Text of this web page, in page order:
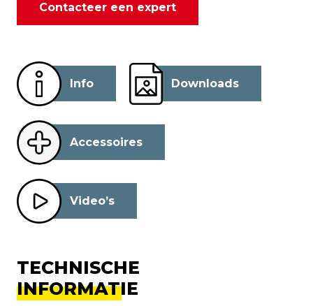
Contacteer een expert
Info Downloads
Accessoires
Video’s
TECHNISCHE
INFORMATIE